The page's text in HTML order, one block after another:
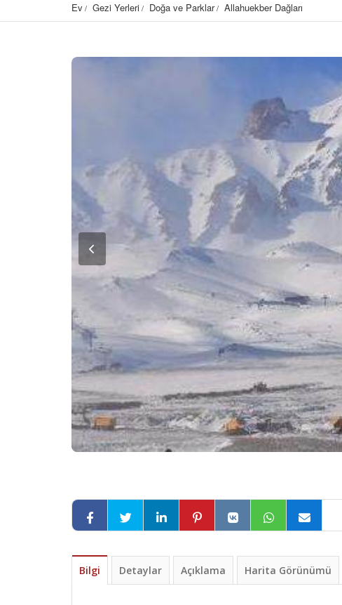
Ev Gezi Yerleri Doğa ve Parklar Allahuekber Dağları
Bilgi Detaylar Açıklama Harita Görünümü